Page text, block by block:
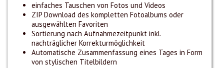
einfaches Tauschen von Fotos und Videos
ZIP Download des kompletten Fotoalbums oder
ausgewählten Favoriten
Sortierung nach Aufnahmezeitpunkt inkl.
nachträglicher Korrekturmöglichkeit
Automatische Zusammenfassung eines Tages in Form
von stylischen Titelbildern